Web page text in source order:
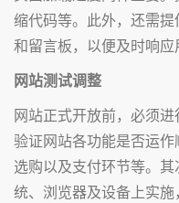
缩代码等。此外，还需
和留言板，以便及时响应
网站测试调整
网站正式开放前，必须
验证网站各功能是否运
选购以及支付环节等。
统、浏览器及设备上实